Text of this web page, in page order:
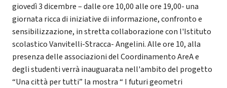
giovedì 3 dicembre – dalle ore 10,00 alle ore 19,00- una
giornata ricca di iniziative di informazione, confronto e
sensibilizzazione, in stretta collaborazione con l'Istituto
scolastico Vanvitelli-Stracca- Angelini. Alle ore 10, alla
presenza delle associazioni del Coordinamento AreA e
degli studenti verrà inauguarata nell'ambito del progetto
“Una città per tutti” la mostra “ I futuri geometri